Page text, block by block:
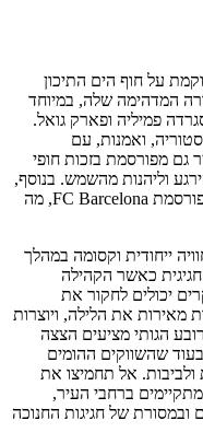
על חוף הים התיכון
המדהימה שלה, במיוחד
פמיליה ופארק גואל.
ואמנות, עם
גם מפורסמת בזכות חופי
וליהנות מהשמש. בנוסף,
ברצלונה היא ביתם של קבוצת הכדורגל המפורסמת FC Barcelona, מה
ייחודית וקסומה במהלך
כאשר הקהילה
יכולים לחקור את
מאירות את הלילה, ויוצרות
הגותי מציעים הצצה
שהשווקים ההומים
ולביבות. אל תחמיצו את
ברחבי העיר,
של חגיגות החנוכה